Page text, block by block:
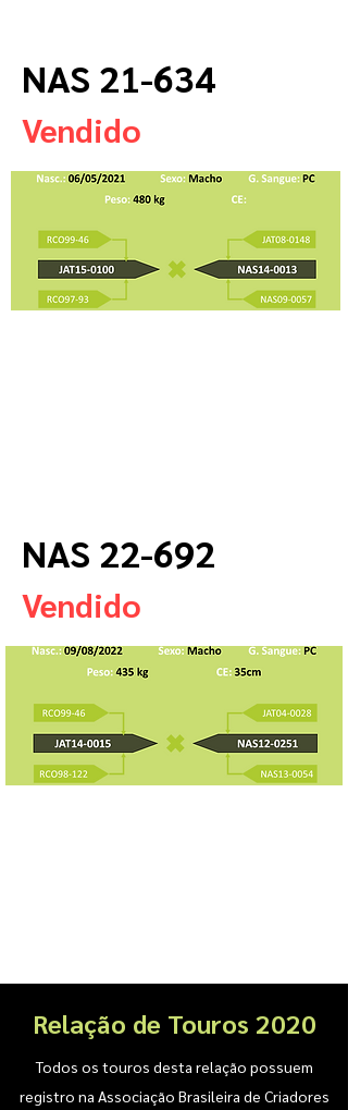
NAS 21-634
Vendido
NAS 22-692
Vendido
Relação de Touros 2020
Todos os touros desta relação possuem
registro na Associação Brasileira de Criadores